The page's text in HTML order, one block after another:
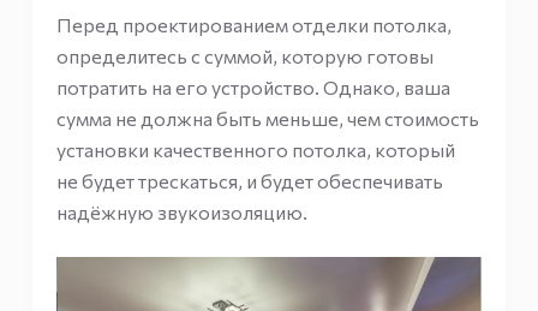
Перед проектированием отделки потолка,
определитесь с суммой, которую готовы
потратить на его устройство. Однако, ваша
сумма не должна быть меньше, чем стоимость
установки качественного потолка, который
не будет трескаться, и будет обеспечивать
надёжную звукоизоляцию.